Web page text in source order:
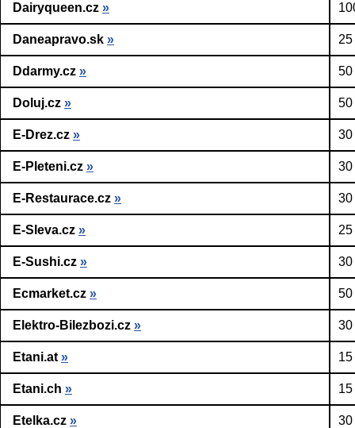
Dairyqueen.cz »
Daneapravo.sk »
Ddarmy.cz » 50
Doluj.cz » 50
E-Drez.cz » 30
E-Pleteni.cz » 30
E-Restaurace.cz » 30
E-Sleva.cz »
E-Sushi.cz » 30
Ecmarket.cz » 50
Elektro-Bilezbozi.cz » 30
Etani.at »
Etani.ch »
Etelka.cz » 30